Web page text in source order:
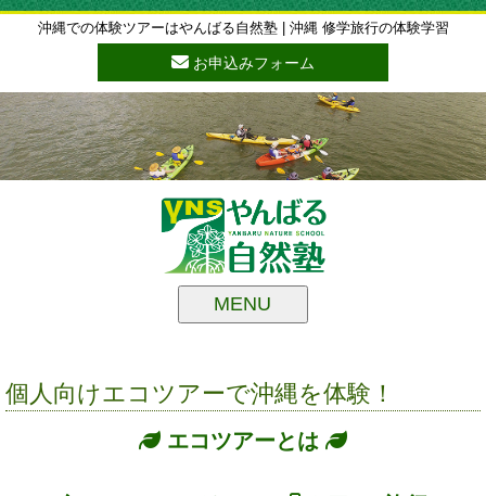
沖縄での体験ツアーはやんばる自然塾 | 沖縄 修学旅行の体験学習
お申込みフォーム
MENU
個人向けエコツアーで沖縄を体験！
エコツアーとは